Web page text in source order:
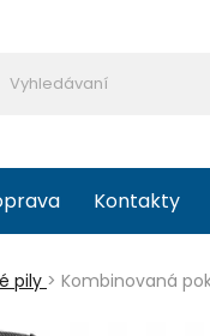
Kontakty
pily > Kombinovaná